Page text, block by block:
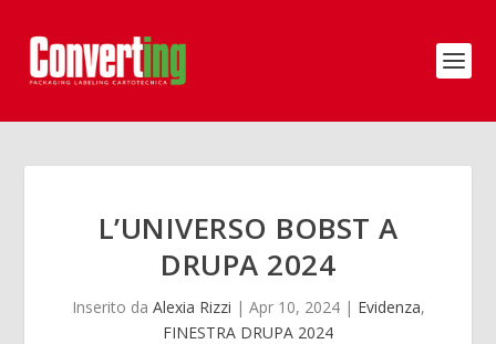
L’UNIVERSO BOBST A
DRUPA 2024
Inserito da Alexia Rizzi | Apr 10, 2024| Evidenza,
FINESTRA DRUPA 2024